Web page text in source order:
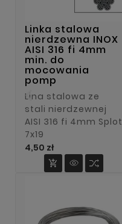
Linka stalowa
nierdzewna INOX
AISI 316 fi 4mm
min. do
mocowania
pomp
Lina stalowa ze
stali nierdzewnej
AISI 316 fi 4mm Splot
7x19
4,50 złCena
